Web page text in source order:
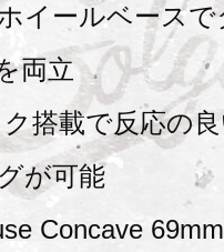
イールベース
両立
ク搭載で反応の
が可能
Concave